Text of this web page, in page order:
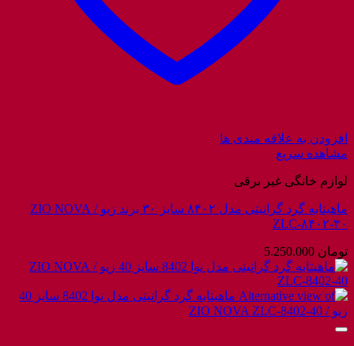
افزودن به علاقه مندی ها
مشاهده سریع
لوازم خانگی غیر برقی
ماهیتابه گرد گرانیتی مدل ۸۴۰۲ سایز ۳۰ برند زیو / ZIO NOVA
ZLC-۸۴۰۲-۳۰
تومان